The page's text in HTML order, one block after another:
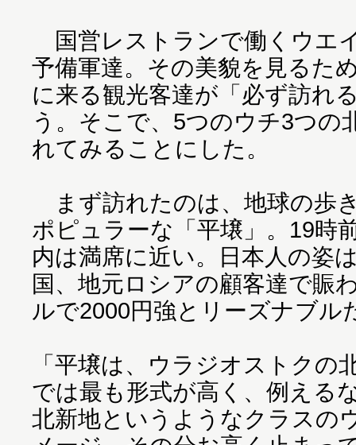
国営レストランで働くウエ
予備軍達。その美貌を見るた
に来る観光客達が「必ず訪れ
う。そこで、5つのウチ3つの
れてみることにした。
まず訪れたのは、地球の歩
ポピュラーな「平壌」。19時
内は満席に近い。日本人の姿
国、地元ロシアの顧客達で賑
ルで2000円強とリーズナブル
「平壌は、ウラジオストクの
では最も形式が高く、例える
北新地というようなクラスの